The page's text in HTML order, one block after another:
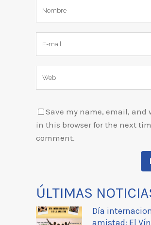
Save my name, email, and
in this browser for the next
comment.
ÚLTIMAS
Día
amistad: El